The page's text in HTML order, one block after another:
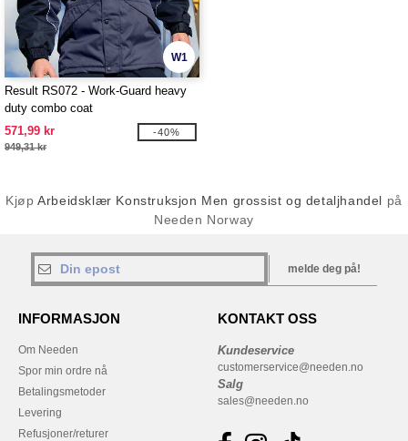
W1
Result RS072 - Work-Guard heavy
duty combo coat
571,99 kr
949,31 kr
-40%
KjøpArbeidsklær Konstruksjon Men grossist og detaljhandel på
Needen Norway
melde deg på!
INFORMASJON
Om Needen
Spor min ordre nå
Betalingsmetoder
Levering
Refusjoner/returer
KONTAKT OSS
Kundeservice
customerservice@needen.no
Salg
sales@needen.no